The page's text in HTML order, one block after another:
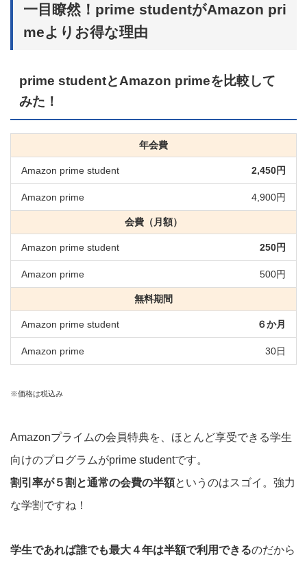
一目瞭然！prime studentがAmazon pri
meよりお得な理由
prime studentとAmazon primeを比較して
みた！
年会費
2,450円
4,900円
会費（月額）
250円
500円
無料期間
６か月
30日
※価格は税込み
Amazonプライムの会員特典を、ほとんど享受できる学生
向けのプログラムがprime studentです。
割引率が５割と通常の会費の半額というのはスゴイ。強力
な学割ですね！
学生であれば誰でも最大４年は半額で利用できるのだから